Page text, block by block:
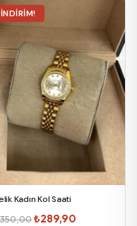
İNDIRIM!
Kadın Kol Saati
350,00Orijinal
₺289,90